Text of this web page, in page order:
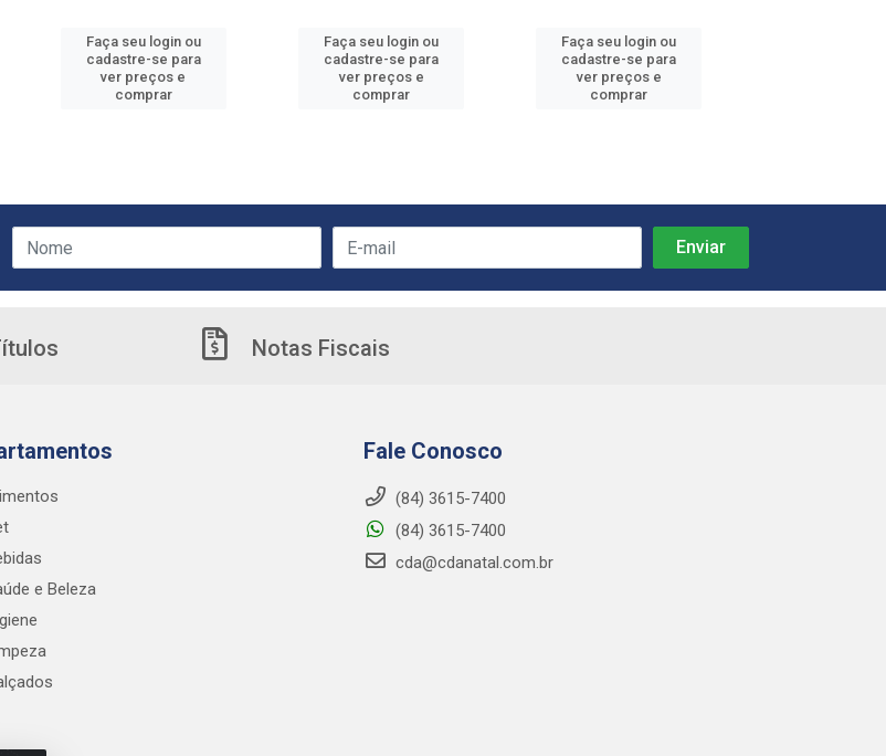
Faça seu login ou
cadastre-se para
ver preços e
comprar
Faça seu login ou
cadastre-se para
ver preços e
comprar
Faça seu login ou
cadastre-se para
ver preços e
comprar
Notas Fiscais
e Beleza
Fale Conosco
(84) 3615-7400
(84) 3615-7400
cda@cdanatal.com.br